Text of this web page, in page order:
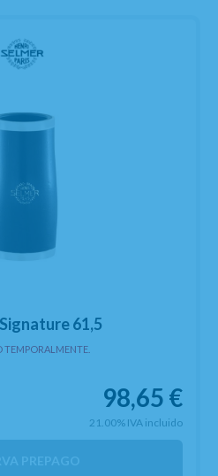
61,5
TEMPORALMENTE.
98,65 €
21.00% IVA incluido
PREPAGO